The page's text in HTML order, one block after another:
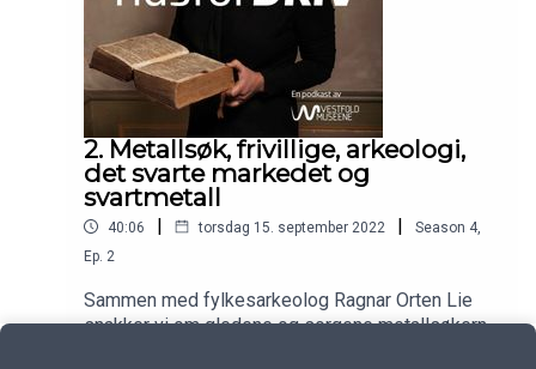
2. Metallsøk, frivillige, arkeologi,
det svarte markedet og
svartmetall
40:06 | torsdag 15. september 2022 | Season 4,
Ep. 2
Sammen med fylkesarkeolog Ragnar Orten Lie
snakker vi om gledene og sorgene metallsøkerne